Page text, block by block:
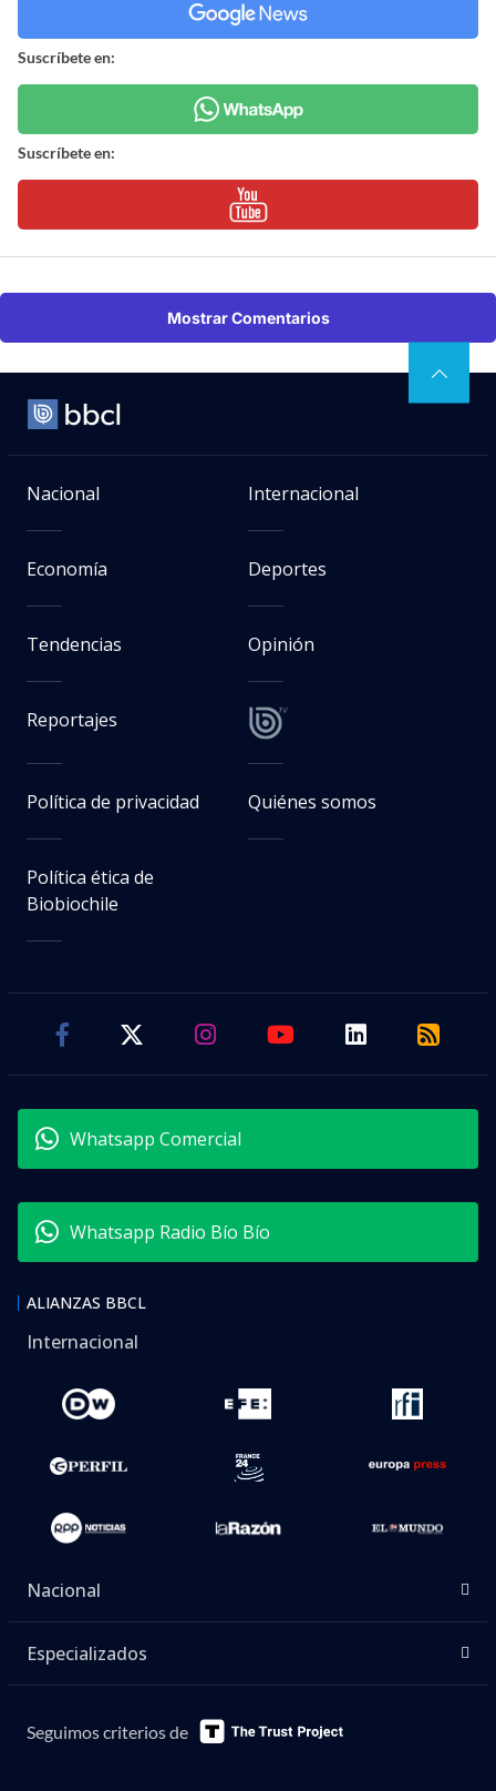
Suscríbete en:
Suscríbete en:
Mostrar Comentarios
Nacional Internacional
Economía Deportes
Tendencias Opinión
Reportajes
Política de privacidad Quiénes somos
Política ética de
Biobiochile
Whatsapp Comercial
Whatsapp Radio Bío Bío
ALIANZAS BBCL
Internacional
Nacional
Especializados
Seguimos criterios de